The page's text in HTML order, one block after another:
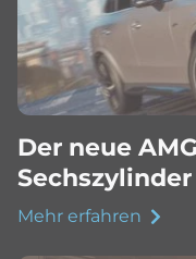
Der neue
Mehr erfahren